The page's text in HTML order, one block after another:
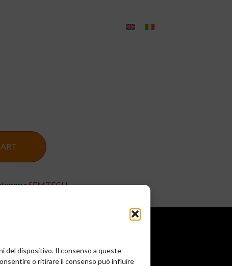
del dispositivo. Il consenso a queste
o ritirare il consenso può influire
SEMTECH